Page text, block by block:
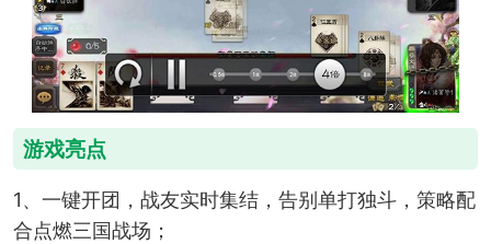
游戏亮点
1、一键开团，战友实时集结，告别单打独斗，策略配
合点燃三国战场；